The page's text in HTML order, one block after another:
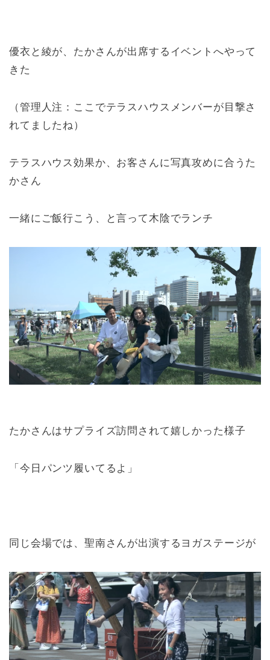
優衣と綾が、たかさんが出席するイベントへやって
きた
（管理人注：ここでテラスハウスメンバーが目撃さ
れてましたね）
テラスハウス効果か、お客さんに写真攻めに合うた
かさん
一緒にご飯行こう、と言って木陰でランチ
たかさんはサプライズ訪問されて嬉しかった様子
「今日パンツ履いてるよ」
同じ会場では、聖南さんが出演するヨガステージが